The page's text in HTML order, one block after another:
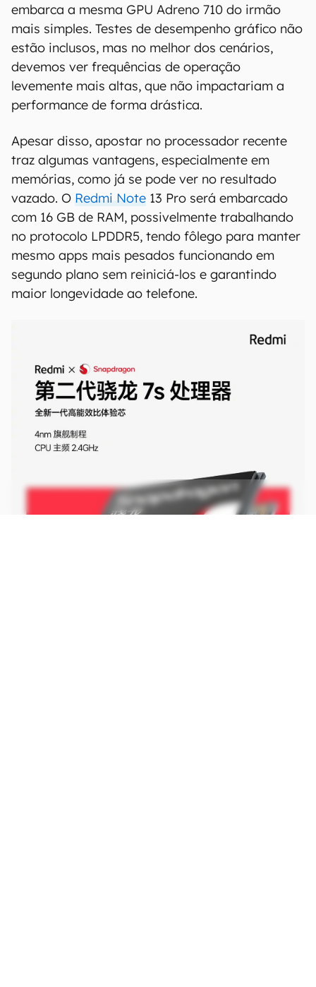
embarca a mesma GPU Adreno 710 do irmão
mais simples. Testes de desempenho gráfico não
estão inclusos, mas no melhor dos cenários,
devemos ver frequências de operação
levemente mais altas, que não impactariam a
performance de forma drástica.
Apesar disso, apostar no processador recente
traz algumas vantagens, especialmente em
memórias, como já se pode ver no resultado
vazado. O Redmi Note 13 Pro será embarcado
com 16 GB de RAM, possivelmente trabalhando
no protocolo LPDDR5, tendo fôlego para manter
mesmo apps mais pesados funcionando em
segundo plano sem reiniciá-los e garantindo
maior longevidade ao telefone.